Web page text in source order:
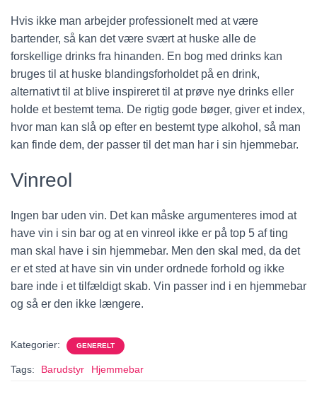
Hvis ikke man arbejder professionelt med at være
bartender, så kan det være svært at huske alle de
forskellige drinks fra hinanden. En bog med drinks kan
bruges til at huske blandingsforholdet på en drink,
alternativt til at blive inspireret til at prøve nye drinks eller
holde et bestemt tema. De rigtig gode bøger, giver et index,
hvor man kan slå op efter en bestemt type alkohol, så man
kan finde dem, der passer til det man har i sin hjemmebar.
Vinreol
Ingen bar uden vin. Det kan måske argumenteres imod at
have vin i sin bar og at en vinreol ikke er på top 5 af ting
man skal have i sin hjemmebar. Men den skal med, da det
er et sted at have sin vin under ordnede forhold og ikke
bare inde i et tilfældigt skab. Vin passer ind i en hjemmebar
og så er den ikke længere.
Kategorier: GENERELT
Tags: Barudstyr Hjemmebar